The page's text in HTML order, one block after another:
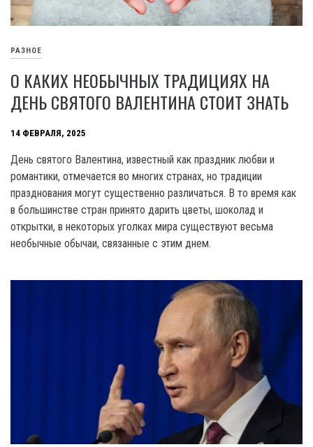
РАЗНОЕ
О КАКИХ НЕОБЫЧНЫХ ТРАДИЦИЯХ НА
ДЕНЬ СВЯТОГО ВАЛЕНТИНА СТОИТ ЗНАТЬ
14 ФЕВРАЛЯ, 2025
День святого Валентина, известный как праздник любви и
романтики, отмечается во многих странах, но традиции
празднования могут существенно различаться. В то время как
в большинстве стран принято дарить цветы, шоколад и
открытки, в некоторых уголках мира существуют весьма
необычные обычаи, связанные с этим днем.